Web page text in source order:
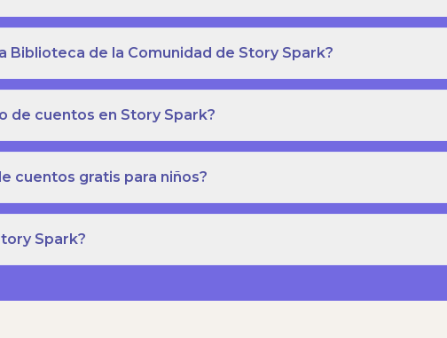
Biblioteca de la Comunidad de Story Spark?
de cuentos en Story Spark?
cuentos gratis para niños?
Spark?